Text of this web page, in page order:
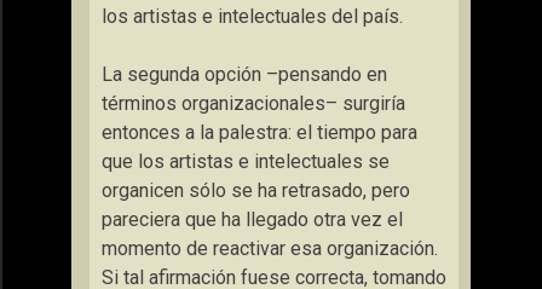
los artistas e intelectuales del país.
La segunda opción –pensando en
términos organizacionales– surgiría
entonces a la palestra: el tiempo para
que los artistas e intelectuales se
organicen sólo se ha retrasado, pero
pareciera que ha llegado otra vez el
momento de reactivar esa organización.
Si tal afirmación fuese correcta, tomando